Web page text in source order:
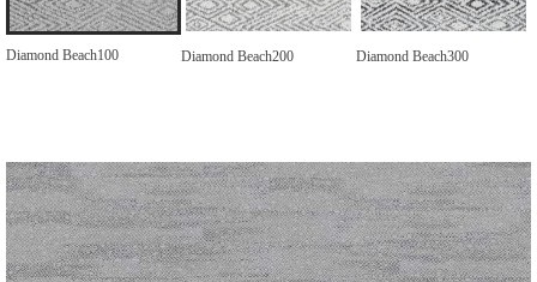
Diamond Beach100 Diamond Beach200 Diamond Beach300